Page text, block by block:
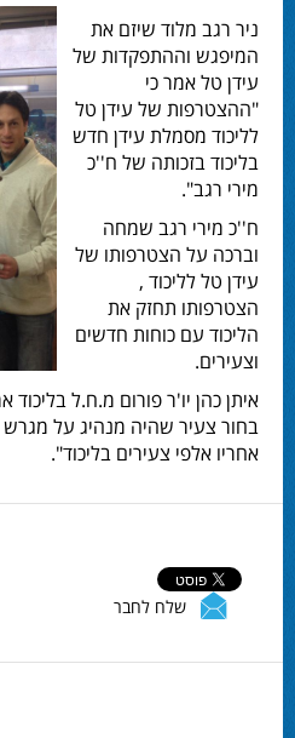
ניר רגב מלוד שיזם את
המיפגש וההתפקדות של
עידן טל אמר כי
"ההצטרפות של עידן טל
לליכוד מסמלת עידן חדש
בליכוד בזכותה של ח''כ
מירי רגב".
ח''כ מירי רגב שמחה
וברכה על הצטרפותו של
עידן טל לליכוד ,
הצטרפותו תחזק את
הליכוד עם כוחות חדשים
וצעירים.
איתן כהן יו'ר פורום מ.ח.ל בליכוד
בחור צעיר שהיה מנהיג על מגרש
אחריו אלפי צעירים בליכוד".
שלח לחבר